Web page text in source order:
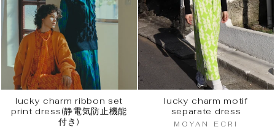
lucky charm ribbon set
print dress(静電気防止機能
付き)
lucky charm motif
separate dress
MOYAN ECRI